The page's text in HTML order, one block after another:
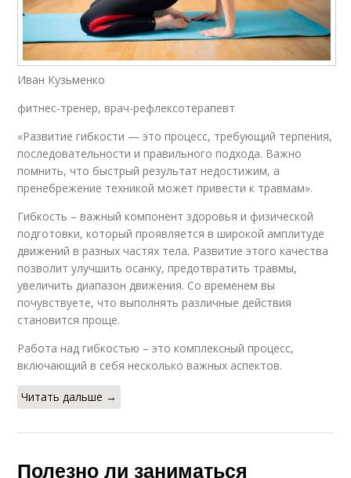
Иван Кузьменко
фитнес-тренер, врач-рефлексотерапевт
«Развитие гибкости — это процесс, требующий терпения,
последовательности и правильного подхода. Важно
помнить, что быстрый результат недостижим, а
пренебрежение техникой может привести к травмам».
Гибкость – важный компонент здоровья и физической
подготовки, который проявляется в широкой амплитуде
движений в разных частях тела. Развитие этого качества
позволит улучшить осанку, предотвратить травмы,
увеличить диапазон движения. Со временем вы
почувствуете, что выполнять различные действия
становится проще.
Работа над гибкостью – это комплексный процесс,
включающий в себя несколько важных аспектов.
Читать дальше →
Полезно ли заниматься